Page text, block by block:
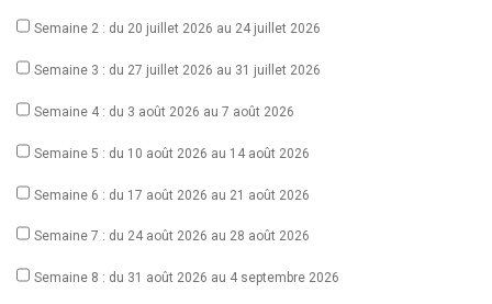
Semaine 2 : du 20 juillet 2026 au 24 juillet 2026
Semaine 3 : du 27 juillet 2026 au 31 juillet 2026
Semaine 4 : du 3 août 2026 au 7 août 2026
Semaine 5 : du 10 août 2026 au 14 août 2026
Semaine 6 : du 17 août 2026 au 21 août 2026
Semaine 7 : du 24 août 2026 au 28 août 2026
Semaine 8 : du 31 août 2026 au 4 septembre 2026